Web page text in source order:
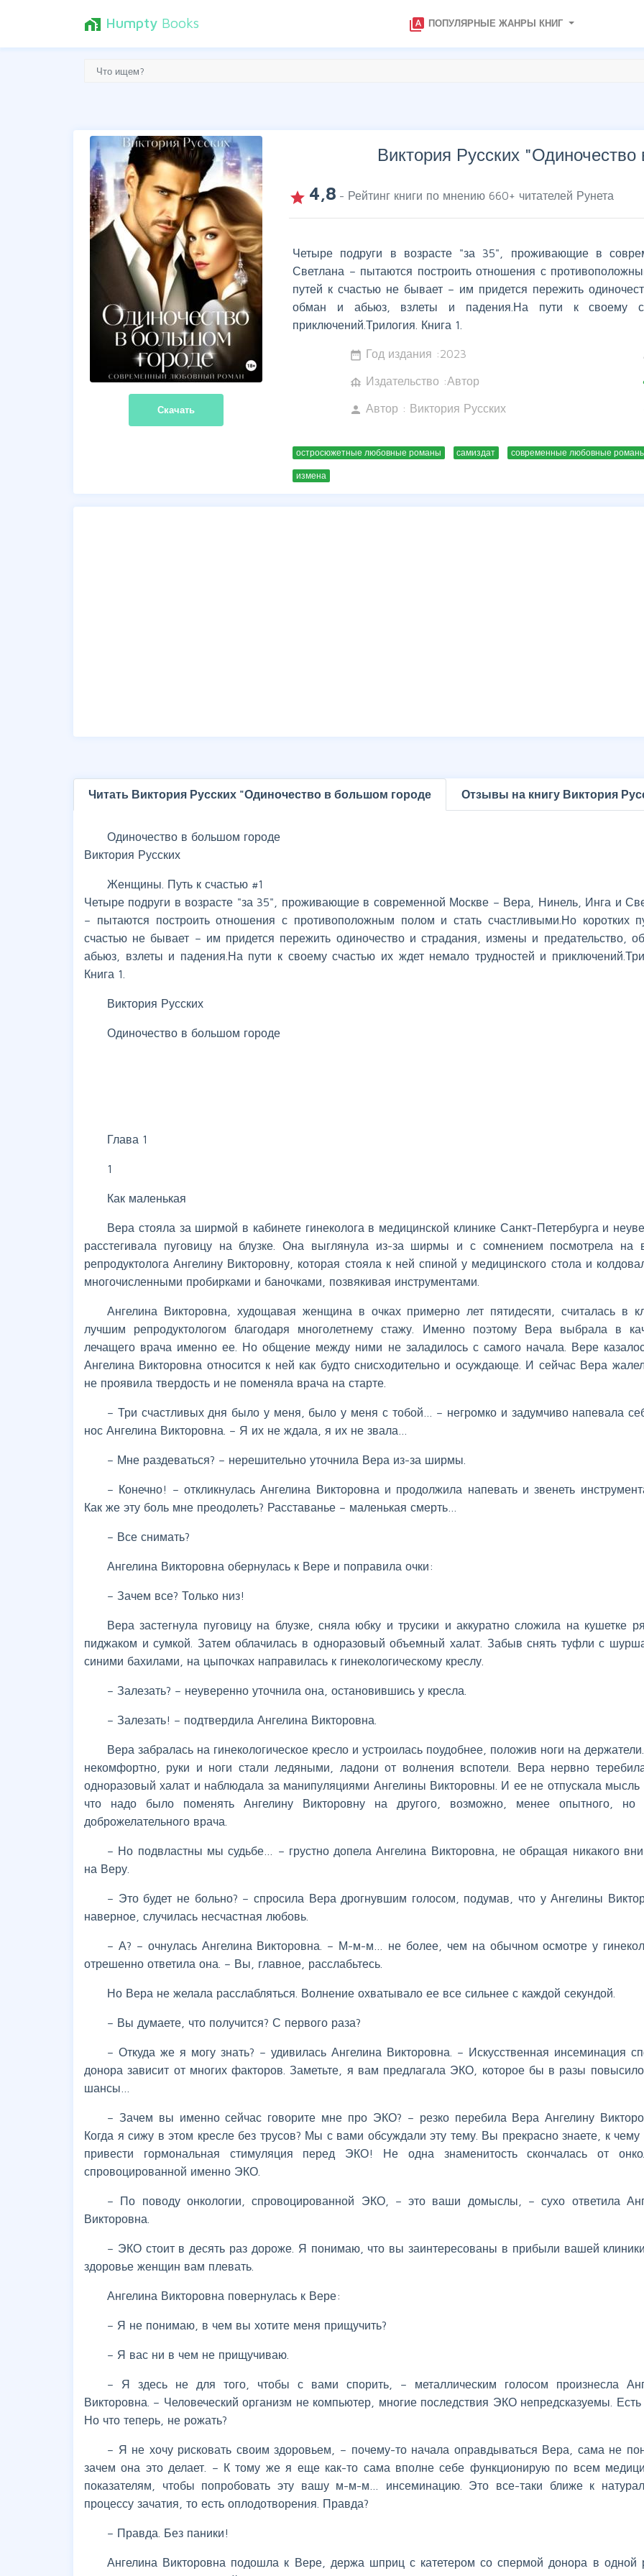
home_work Humpty Books type_specimen ПОПУЛЯРНЫЕ ЖАНРЫ КНИГ
Скачать
Виктория Русских "Одиночество
grade 4,8 - Рейтинг книги по мнению 660+ читателей Рунета
Четыре подруги в возрасте "за 35", проживающие в
Светлана – пытаются построить отношения с
путей к счастью не бывает – им придется пережить
обман и абьюз, взлеты и падения.На пути к своему
приключений.Трилогия. Книга 1.
date_range Год издания :2023
foundation Издательство :Автор
person Автор : Виктория Русских
остросюжетные любовные романы самиздат современные любовные
измена
Читать Виктория Русских "Одиночество в большом городе Отзывы на книгу Виктория
Одиночество в большом городе
Виктория Русских
Женщины. Путь к счастью #1
Четыре подруги в возрасте "за 35", проживающие в современной Москве – Вера, Нинель, Инга и
– пытаются построить отношения с противоположным полом и стать счастливыми.Но коротких
счастью не бывает – им придется пережить одиночество и страдания, измены и предательство,
абьюз, взлеты и падения.На пути к своему счастью их ждет немало трудностей и
Книга 1.
Виктория Русских
Одиночество в большом городе
Глава 1
1
Как маленькая
Вера стояла за ширмой в кабинете гинеколога в медицинской клинике Санкт-Петербурга и
расстегивала пуговицу на блузке. Она выглянула из-за ширмы и с сомнением посмотрела на
репродуктолога Ангелину Викторовну, которая стояла к ней спиной у медицинского стола и
многочисленными пробирками и баночками, позвякивая инструментами.
Ангелина Викторовна, худощавая женщина в очках примерно лет пятидесяти, считалась в
лучшим репродуктологом благодаря многолетнему стажу. Именно поэтому Вера выбрала в
лечащего врача именно ее. Но общение между ними не заладилось с самого начала. Вере
Ангелина Викторовна относится к ней как будто снисходительно и осуждающе. И сейчас Вера
не проявила твердость и не поменяла врача на старте.
– Три счастливых дня было у меня, было у меня с тобой… – негромко и задумчиво напевала
нос Ангелина Викторовна. – Я их не ждала, я их не звала…
– Мне раздеваться? – нерешительно уточнила Вера из-за ширмы.
– Конечно! – откликнулась Ангелина Викторовна и продолжила напевать и звенеть
Как же эту боль мне преодолеть? Расставанье – маленькая смерть…
– Все снимать?
Ангелина Викторовна обернулась к Вере и поправила очки:
– Зачем все? Только низ!
Вера застегнула пуговицу на блузке, сняла юбку и трусики и аккуратно сложила на кушетке
пиджаком и сумкой. Затем облачилась в одноразовый объемный халат. Забыв снять туфли с
синими бахилами, на цыпочках направилась к гинекологическому креслу.
– Залезать? – неуверенно уточнила она, остановившись у кресла.
– Залезать! – подтвердила Ангелина Викторовна.
Вера забралась на гинекологическое кресло и устроилась поудобнее, положив ноги на
некомфортно, руки и ноги стали ледяными, ладони от волнения вспотели. Вера нервно
одноразовый халат и наблюдала за манипуляциями Ангелины Викторовны. И ее не отпускала мысль
что надо было поменять Ангелину Викторовну на другого, возможно, менее опытного, но
доброжелательного врача.
– Но подвластны мы судьбе… – грустно допела Ангелина Викторовна, не обращая никакого
на Веру.
– Это будет не больно? – спросила Вера дрогнувшим голосом, подумав, что у Ангелины
наверное, случилась несчастная любовь.
– А? – очнулась Ангелина Викторовна. – М-м-м… не более, чем на обычном осмотре у
отрешенно ответила она. – Вы, главное, расслабьтесь.
Но Вера не желала расслабляться. Волнение охватывало ее все сильнее с каждой секундой.
– Вы думаете, что получится? С первого раза?
– Откуда же я могу знать? – удивилась Ангелина Викторовна. – Искусственная инсеминация
донора зависит от многих факторов. Заметьте, я вам предлагала ЭКО, которое бы в разы
шансы…
– Зачем вы именно сейчас говорите мне про ЭКО? – резко перебила Вера Ангелину
Когда я сижу в этом кресле без трусов? Мы с вами обсуждали эту тему. Вы прекрасно знаете, к
привести гормональная стимуляция перед ЭКО! Не одна знаменитость скончалась от
спровоцированной именно ЭКО.
– По поводу онкологии, спровоцированной ЭКО, – это ваши домыслы, – сухо ответила
Викторовна.
– ЭКО стоит в десять раз дороже. Я понимаю, что вы заинтересованы в прибыли вашей
здоровье женщин вам плевать.
Ангелина Викторовна повернулась к Вере:
– Я не понимаю, в чем вы хотите меня прищучить?
– Я вас ни в чем не прищучиваю.
– Я здесь не для того, чтобы с вами спорить, – металлическим голосом произнесла
Викторовна. – Человеческий организм не компьютер, многие последствия ЭКО непредсказуемы. Есть
Но что теперь, не рожать?
– Я не хочу рисковать своим здоровьем, – почему-то начала оправдываться Вера, сама не
зачем она это делает. – К тому же я еще как-то сама вполне себе функционирую по всем
показателям, чтобы попробовать эту вашу м-м-м… инсеминацию. Это все-таки ближе к
процессу зачатия, то есть оплодотворения. Правда?
– Правда. Без паники!
Ангелина Викторовна подошла к Вере, держа шприц с катетером со спермой донора в одной